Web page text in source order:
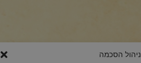
ניהול הסכמההצטרפות למסר היומי